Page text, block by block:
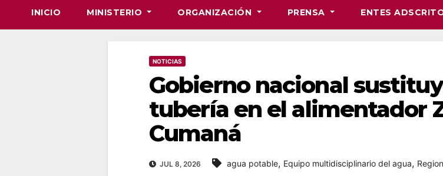
INICIO MINISTERIO ORGANIZACIÓN PRENSA ENTES
NOTICIAS
Gobierno nacional
tubería en el alimentador
Cumaná
JUL 8, 2026 agua potable, Equipo multidisciplinario del agua,